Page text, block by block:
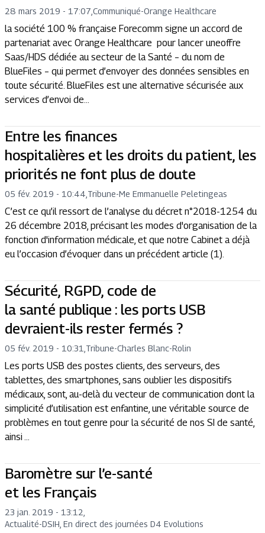
28 mars 2019 - 17:07 Communiqué-Orange Healthcare
la société 100 % française Forecomm signe un accord de
partenariat avec Orange Healthcare pour lancer uneoffre
Saas/HDS dédiée au secteur de la Santé – du nom de
BlueFiles – qui permet d’envoyer des données sensibles en
toute sécurité. BlueFiles est une alternative sécurisée aux
services d’envoi de...
Entre les finances
hospitalières et les droits du patient, les
priorités ne font plus de doute
05 fév. 2019 - 10:44 Tribune-Me Emmanuelle Peletingeas
C’est ce qu’il ressort de l’analyse du décret n°2018-1254 du
26 décembre 2018, précisant les modes d'organisation de la
fonction d'information médicale, et que notre Cabinet a déjà
eu l’occasion d’évoquer dans un précédent article (1).
Sécurité, RGPD, code de
la santé publique : les ports USB
devraient-ils rester fermés ?
05 fév. 2019 - 10:31 Tribune-Charles Blanc-Rolin
Les ports USB des postes clients, des serveurs, des
tablettes, des smartphones, sans oublier les dispositifs
médicaux, sont, au-delà du vecteur de communication dont la
simplicité d’utilisation est enfantine, une véritable source de
problèmes en tout genre pour la sécurité de nos SI de santé,
ainsi ...
Baromètre sur l’e-santé
et les Français
23 jan. 2019 - 13:12
Actualité-DSIH, En direct des journées D4 Evolutions